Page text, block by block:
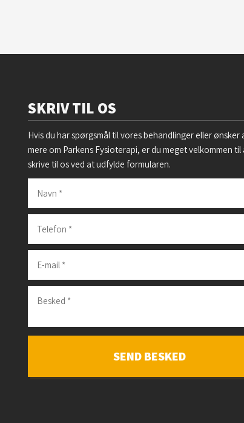
SKRIV TIL OS
Hvis du har spørgsmål til vores behandlinger eller ønsker
mere om Parkens Fysioterapi, er du meget velkommen til
skrive til os ved at udfylde formularen.